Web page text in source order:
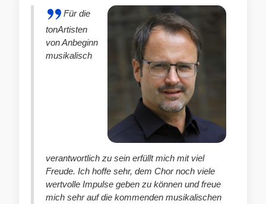
Für die
tonArtisten
von Anbeginn
musikalisch
verantwortlich zu sein erfüllt mich mit viel
Freude. Ich hoffe sehr, dem Chor noch viele
wertvolle Impulse geben zu können und freue
mich sehr auf die kommenden musikalischen